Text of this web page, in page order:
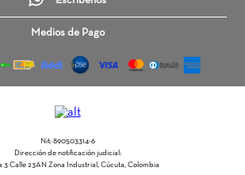
de 1 a 5 estrellas
★
Medios de Pago
Nit: 890503314-6
Dirección de notificación judicial:
3 Calle 23AN Zona Industrial, Cúcuta, Colombia